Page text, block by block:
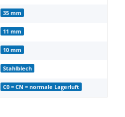
35 mm
11 mm
10 mm
Stahlblech
C0 = CN = normale Lagerluft